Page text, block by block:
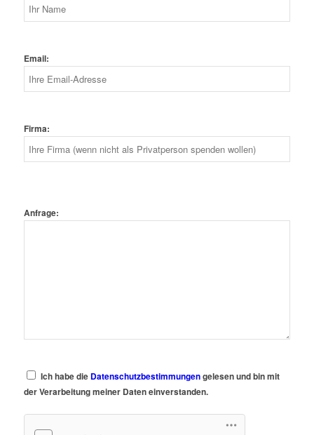
Email:
Firma:
Anfrage:
Ich habe die Datenschutzbestimmungengelesen und bin mit
der Verarbeitung meiner Daten einverstanden.